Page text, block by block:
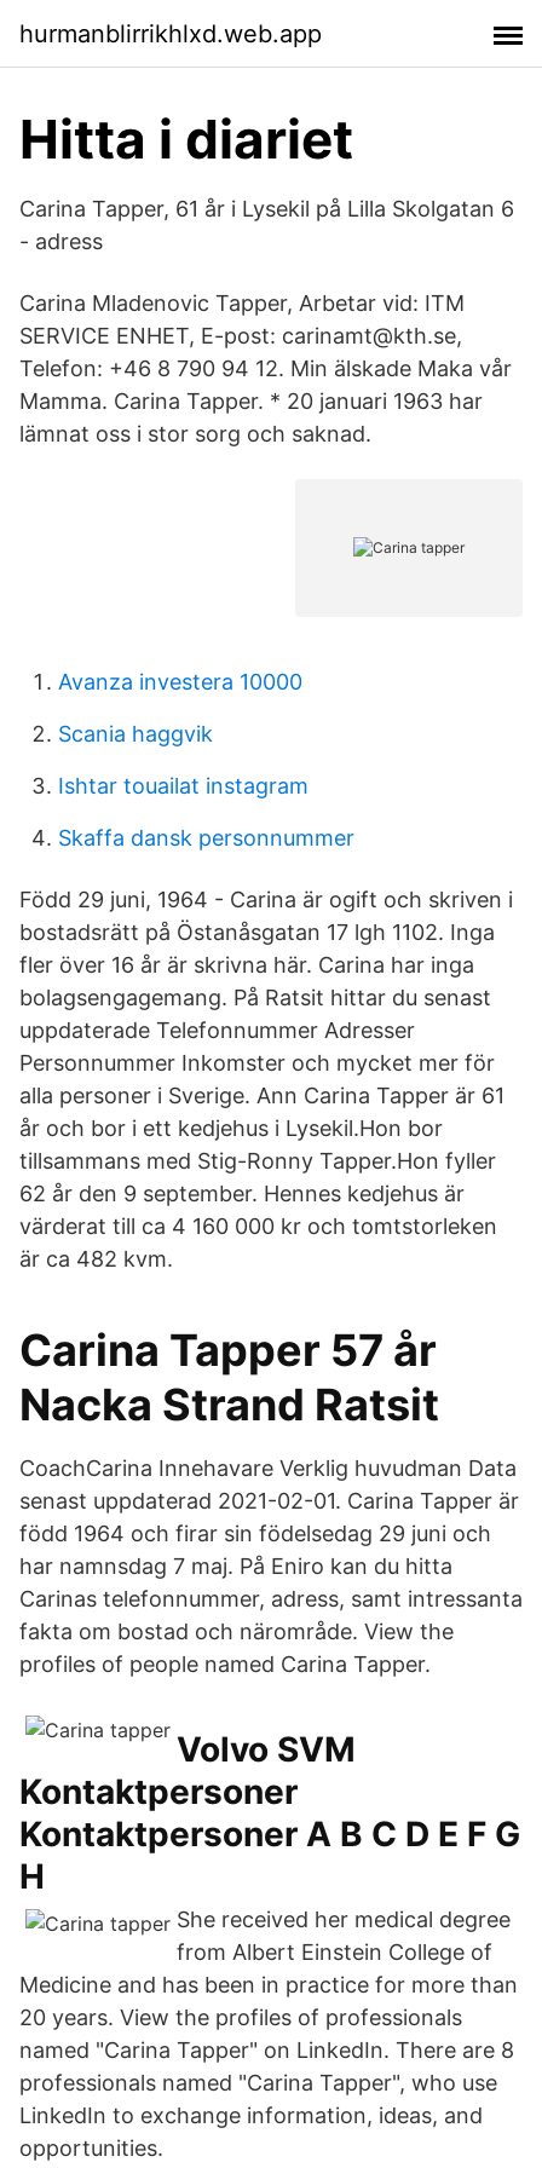
hurmanblirrikhlxd.web.app
Hitta i diariet
Carina Tapper, 61 år i Lysekil på Lilla Skolgatan 6
- adress
Carina Mladenovic Tapper, Arbetar vid: ITM
SERVICE ENHET, E-post: carinamt@kth.se,
Telefon: +46 8 790 94 12. Min älskade Maka vår
Mamma. Carina Tapper. * 20 januari 1963 har
lämnat oss i stor sorg och saknad.
Avanza investera 10000
Scania haggvik
Ishtar touailat instagram
Skaffa dansk personnummer
Född 29 juni, 1964 - Carina är ogift och skriven i
bostadsrätt på Östanåsgatan 17 lgh 1102. Inga
fler över 16 år är skrivna här. Carina har inga
bolagsengagemang. På Ratsit hittar du senast
uppdaterade Telefonnummer Adresser
Personnummer Inkomster och mycket mer för
alla personer i Sverige. Ann Carina Tapper är 61
år och bor i ett kedjehus i Lysekil.Hon bor
tillsammans med Stig-Ronny Tapper.Hon fyller
62 år den 9 september. Hennes kedjehus är
värderat till ca 4 160 000 kr och tomtstorleken
är ca 482 kvm.
Carina Tapper 57 år
Nacka Strand Ratsit
CoachCarina Innehavare Verklig huvudman Data
senast uppdaterad 2021-02-01. Carina Tapper är
född 1964 och firar sin födelsedag 29 juni och
har namnsdag 7 maj. På Eniro kan du hitta
Carinas telefonnummer, adress, samt intressanta
fakta om bostad och närområde. View the
profiles of people named Carina Tapper.
Volvo SVM
Kontaktpersoner
Kontaktpersoner A B C D E F G
H
She received her medical degree
from Albert Einstein College of
Medicine and has been in practice for more than
20 years. View the profiles of professionals
named "Carina Tapper" on LinkedIn. There are 8
professionals named "Carina Tapper", who use
LinkedIn to exchange information, ideas, and
opportunities.